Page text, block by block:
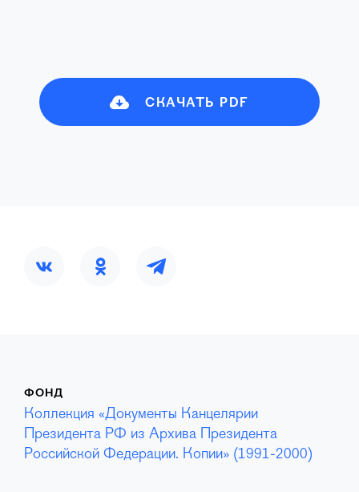
СКАЧАТЬ PDF
ФОНД
Коллекция «Документы Канцелярии
Президента РФ из Архива Президента
Российской Федерации. Копии» (1991-2000)